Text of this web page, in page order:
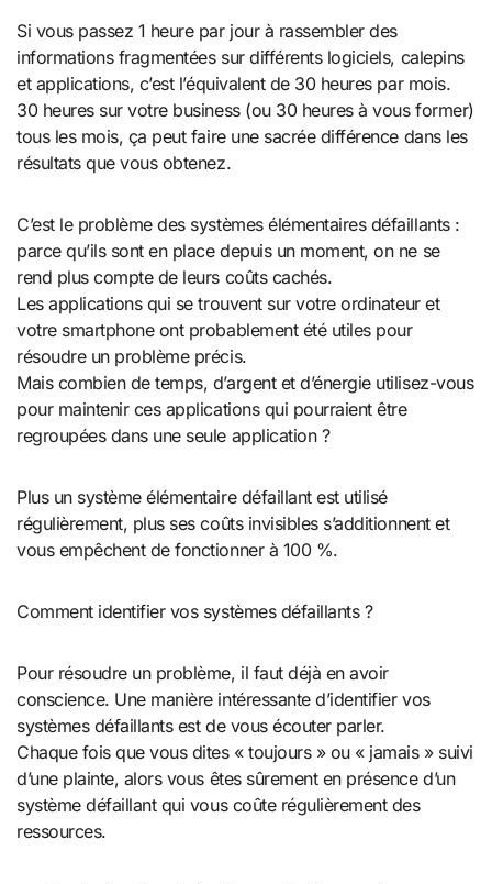
Si vous passez 1 heure par jour à rassembler des
informations fragmentées sur différents logiciels, calepins
et applications, c’est l’équivalent de 30 heures par mois.
30 heures sur votre business (ou 30 heures à vous former)
tous les mois, ça peut faire une sacrée différence dans les
résultats que vous obtenez.
C’est le problème des systèmes élémentaires défaillants :
parce qu’ils sont en place depuis un moment, on ne se
rend plus compte de leurs coûts cachés.
Les applications qui se trouvent sur votre ordinateur et
votre smartphone ont probablement été utiles pour
résoudre un problème précis.
Mais combien de temps, d’argent et d’énergie utilisez-vous
pour maintenir ces applications qui pourraient être
regroupées dans une seule application ?
Plus un système élémentaire défaillant est utilisé
régulièrement, plus ses coûts invisibles s’additionnent et
vous empêchent de fonctionner à 100 %.
Comment identifier vos systèmes défaillants ?
Pour résoudre un problème, il faut déjà en avoir
conscience. Une manière intéressante d’identifier vos
systèmes défaillants est de vous écouter parler.
Chaque fois que vous dites « toujours » ou « jamais » suivi
d’une plainte, alors vous êtes sûrement en présence d’un
système défaillant qui vous coûte régulièrement des
ressources.